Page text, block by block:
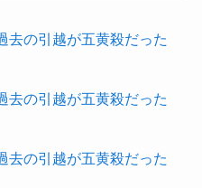
去の引越が五黄殺だった
去の引越が五黄殺だった
去の引越が五黄殺だった